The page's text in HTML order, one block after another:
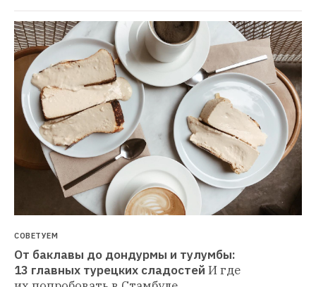
СОВЕТУЕМ
От баклавы до дондурмы и тулумбы:
13 главных турецких сладостей И где